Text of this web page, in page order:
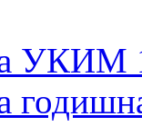
УКИМ